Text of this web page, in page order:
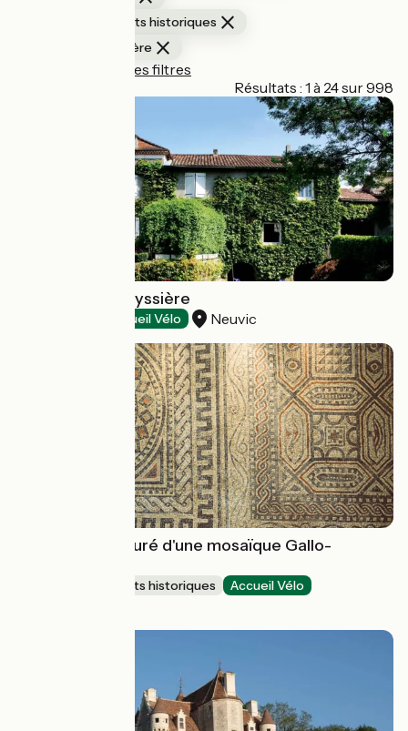
Sites et monuments historiques
Villages de caractère
Réinitialiser tous les filtres
Résultats : 1 à 24 sur 998
Moulin de La Veyssière
Accueil Vélo Neuvic
Fragment restauré d'une mosaïque Gallo-
Sites et monuments historiques Accueil Vélo